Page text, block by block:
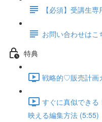
【必須】受講生
お問い合わせはこ
特典
戦略的♡販売計画
すぐに真似できる
映える編集方法 (5:55)